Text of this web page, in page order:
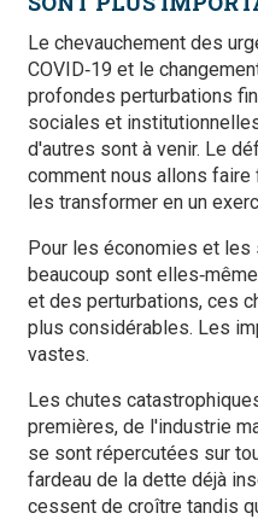
Le chevauchement des
COVID‑19 et le
profondes perturbations
sociales et
d'autres sont à venir. Le
comment nous allons
les transformer en un
Pour les économies et
beaucoup sont
et des perturbations, ces
plus considérables. Les
vastes.
Les chutes
premières, de l'industrie
se sont répercutées sur
fardeau de la dette déjà
cessent de croître tandis